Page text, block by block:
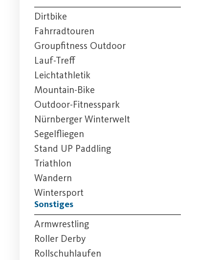
Dirtbike
Fahrradtouren
Groupfitness Outdoor
Lauf-Treff
Leichtathletik
Mountain-Bike
Outdoor-Fitnesspark
Nürnberger Winterwelt
Segelfliegen
Stand UP Paddling
Triathlon
Wandern
Wintersport
Sonstiges
Armwrestling
Roller Derby
Rollschuhlaufen